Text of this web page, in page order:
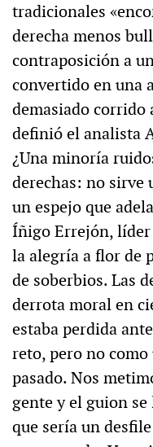
tradicionales
derecha menos
contraposición a
convertido en una
demasiado corrido
definió el analista
¿Una minoría
derechas: no sirve
un espejo que
Íñigo Errejón, líder
la alegría a flor de
de soberbios. Las
derrota moral en
estaba perdida
reto, pero no
pasado. Nos
gente y el guion se
que sería un